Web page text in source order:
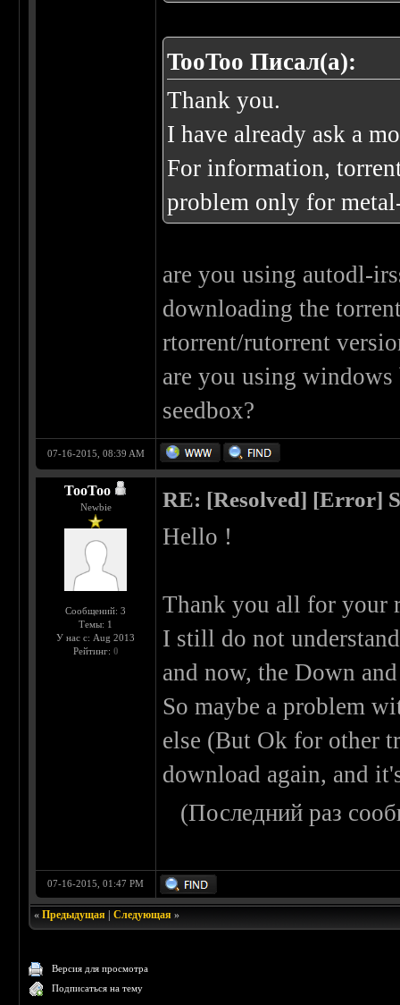
TooToo Писал(а):
Thank you.
I have already ask a
For information,
problem only for
are you using autodl-
downloading the
rtorrent/rutorrent
are you using
seedbox?
07-16-2015, 08:39 AM
TooToo
Newbie
Сообщений: 3
Темы: 1
У нас с: Aug 2013
Рейтинг: 0
RE: [Resolved] [Error]
Hello !
Thank you all for your
I still do not
and now, the Down
So maybe a problem
else (But Ok for other
download again, and
(Последний раз
07-16-2015, 01:47 PM
«Предыдущая |Следующая »
Версия для просмотра
Подписаться на тему